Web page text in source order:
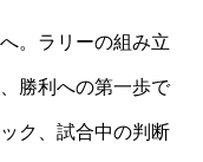
。ラリーの組み立
勝利への第一歩で
ク、試合中の判断